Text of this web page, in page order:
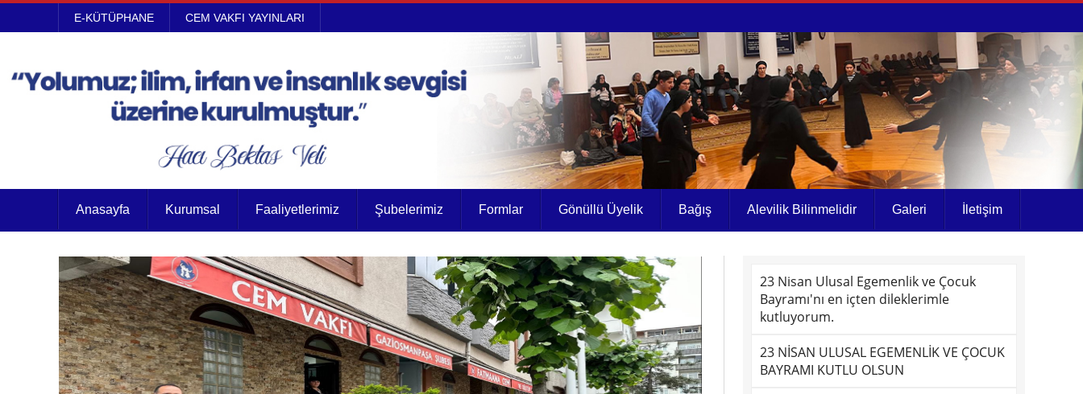
E-KÜTÜPHANE CEM VAKFI YAYINLARI
Anasayfa Kurumsal Faaliyetlerimiz Şubelerimiz Formlar Gönüllü Üyelik Bağış Alevilik Bilinmelidir Galeri İletişim
23 Nisan Ulusal Egemenlik ve Çocuk
Bayramı'nı en içten dileklerimle
kutluyorum.
23 NİSAN ULUSAL EGEMENLİK VE ÇOCUK
BAYRAMI KUTLU OLSUN